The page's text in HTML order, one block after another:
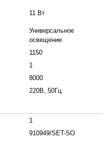
11 Вт
Универсальное
освещение
1150
1
8000
220В, 50Гц
1
910949/SET-SO